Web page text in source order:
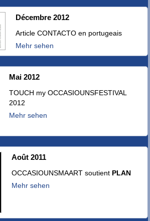
Décembre 2012
Article CONTACTO en portugeais
Mehr sehen
Mai 2012
TOUCH my OCCASIOUNSFESTIVAL
2012
Mehr sehen
Août 2011
OCCASIOUNSMAART soutient PLAN
Mehr sehen